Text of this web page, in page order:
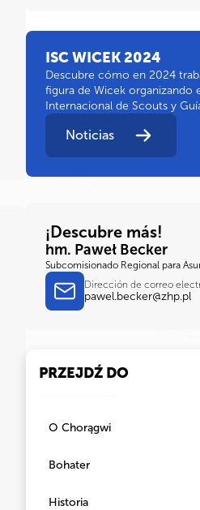
ISC WICEK 2024
Descubre cómo en 2024
figura de Wicek organizando
Internacional de Scouts y
Noticias
¡Descubre más!
hm. Paweł Becker
Subcomisionado Regional para
Dirección de correo
pawel.becker@zhp.pl
PRZEJDŹ DO
O Chorągwi
Bohater
Historia